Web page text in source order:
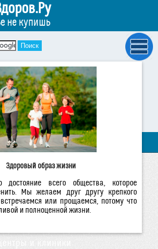
не купишь
Здоровый образ жизни
достояние всего общества, которое
Мы желаем друг другу крепкого
или прощаемся, потому что
и полноценной жизни.
и клиники